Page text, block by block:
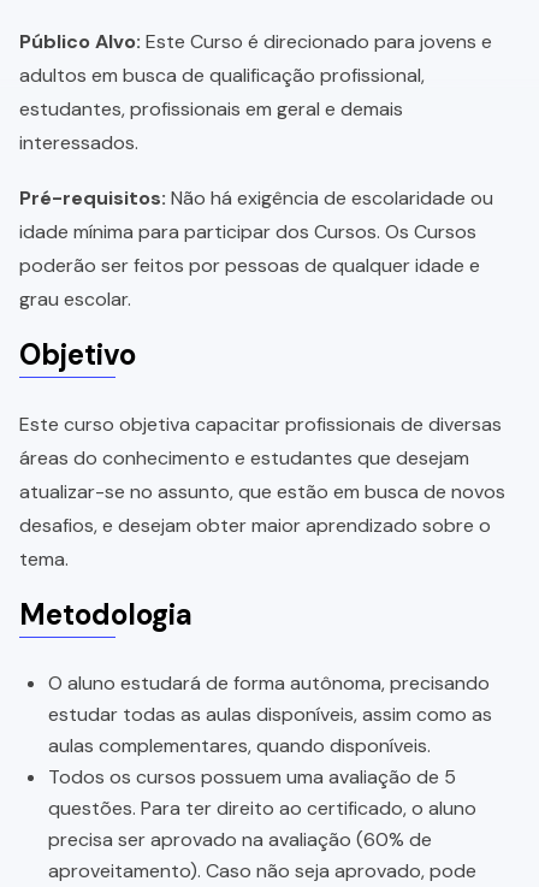
Público Alvo: Este Curso é direcionado para jovens e
adultos em busca de qualificação profissional,
estudantes, profissionais em geral e demais
interessados.
Pré-requisitos: Não há exigência de escolaridade ou
idade mínima para participar dos Cursos. Os Cursos
poderão ser feitos por pessoas de qualquer idade e
grau escolar.
Objetivo
Este curso objetiva capacitar profissionais de diversas
áreas do conhecimento e estudantes que desejam
atualizar-se no assunto, que estão em busca de novos
desafios, e desejam obter maior aprendizado sobre o
tema.
Metodologia
O aluno estudará de forma autônoma, precisando
estudar todas as aulas disponíveis, assim como as
aulas complementares, quando disponíveis.
Todos os cursos possuem uma avaliação de 5
questões. Para ter direito ao certificado, o aluno
precisa ser aprovado na avaliação (60% de
aproveitamento). Caso não seja aprovado, pode